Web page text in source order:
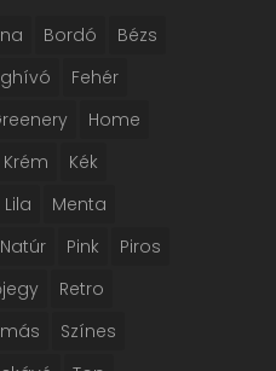
Bordó
Bézs
Fehér
Home
Krém
Kék
Lila
Menta
Natúr Pink
Piros
Retro
Színes